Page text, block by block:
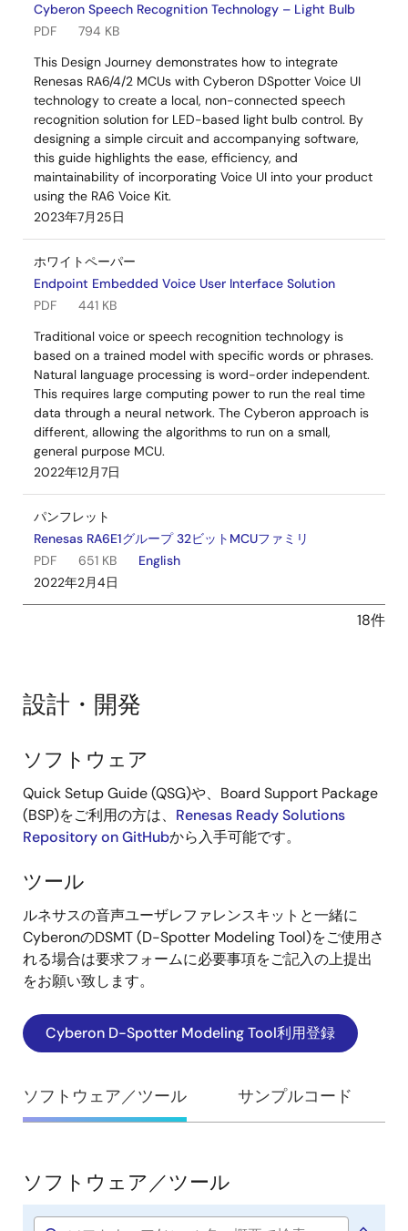
Cyberon Speech Recognition Technology – Light Bulb
PDF
794 KB
This Design Journey demonstrates how to integrate
Renesas RA6/4/2 MCUs with Cyberon DSpotter Voice UI
technology to create a local, non-connected speech
recognition solution for LED-based light bulb control. By
designing a simple circuit and accompanying software,
this guide highlights the ease, efficiency, and
maintainability of incorporating Voice UI into your product
using the RA6 Voice Kit.
2023年7月25日
ホワイトペーパー
Endpoint Embedded Voice User Interface Solution
PDF
441 KB
Traditional voice or speech recognition technology is
based on a trained model with specific words or phrases.
Natural language processing is word-order independent.
This requires large computing power to run the real time
data through a neural network. The Cyberon approach is
different, allowing the algorithms to run on a small,
general purpose MCU.
2022年12月7日
パンフレット
Renesas RA6E1グループ 32ビットMCUファミリ
PDF
651 KB
English
2022年2月4日
18件
設計・開発
設
計・
開
発
ソフトウェア
Quick Setup Guide (QSG)や、Board Support Package
(BSP)をご利用の方は、 Renesas Ready Solutions
Repository on GitHubから入手可能です。
ツール
ルネサスの音声ユーザレファレンスキットと一緒に
CyberonのDSMT (D-Spotter Modeling Tool)をご使用さ
れる場合は要求フォームに必要事項をご記入の上提出
をお願い致します。
Cyberon D-Spotter Modeling Tool利用登録
ソフトウェア／ツール サンプルコード
ソ
ソフトウェア／ツール